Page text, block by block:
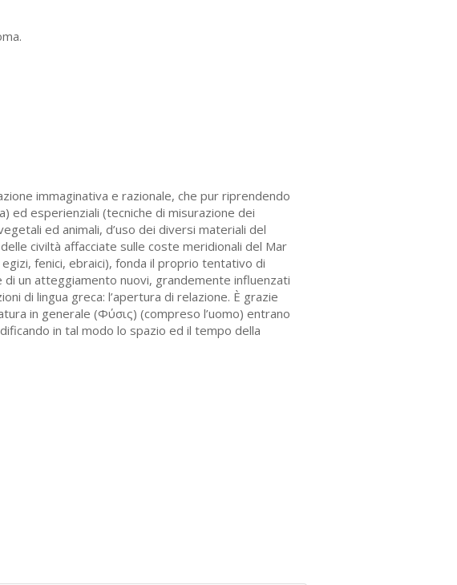
immaginativa e razionale, che pur riprendendo
ed esperienziali (tecniche di misurazione dei
ed animali, d’uso dei diversi materiali del
civiltà affacciate sulle coste meridionali del Mar
fenici, ebraici), fonda il proprio tentativo di
un atteggiamento nuovi, grandemente influenzati
di lingua greca: l’apertura di relazione. È grazie
in generale (Φύσις) (compreso l’uomo) entrano
in tal modo lo spazio ed il tempo della